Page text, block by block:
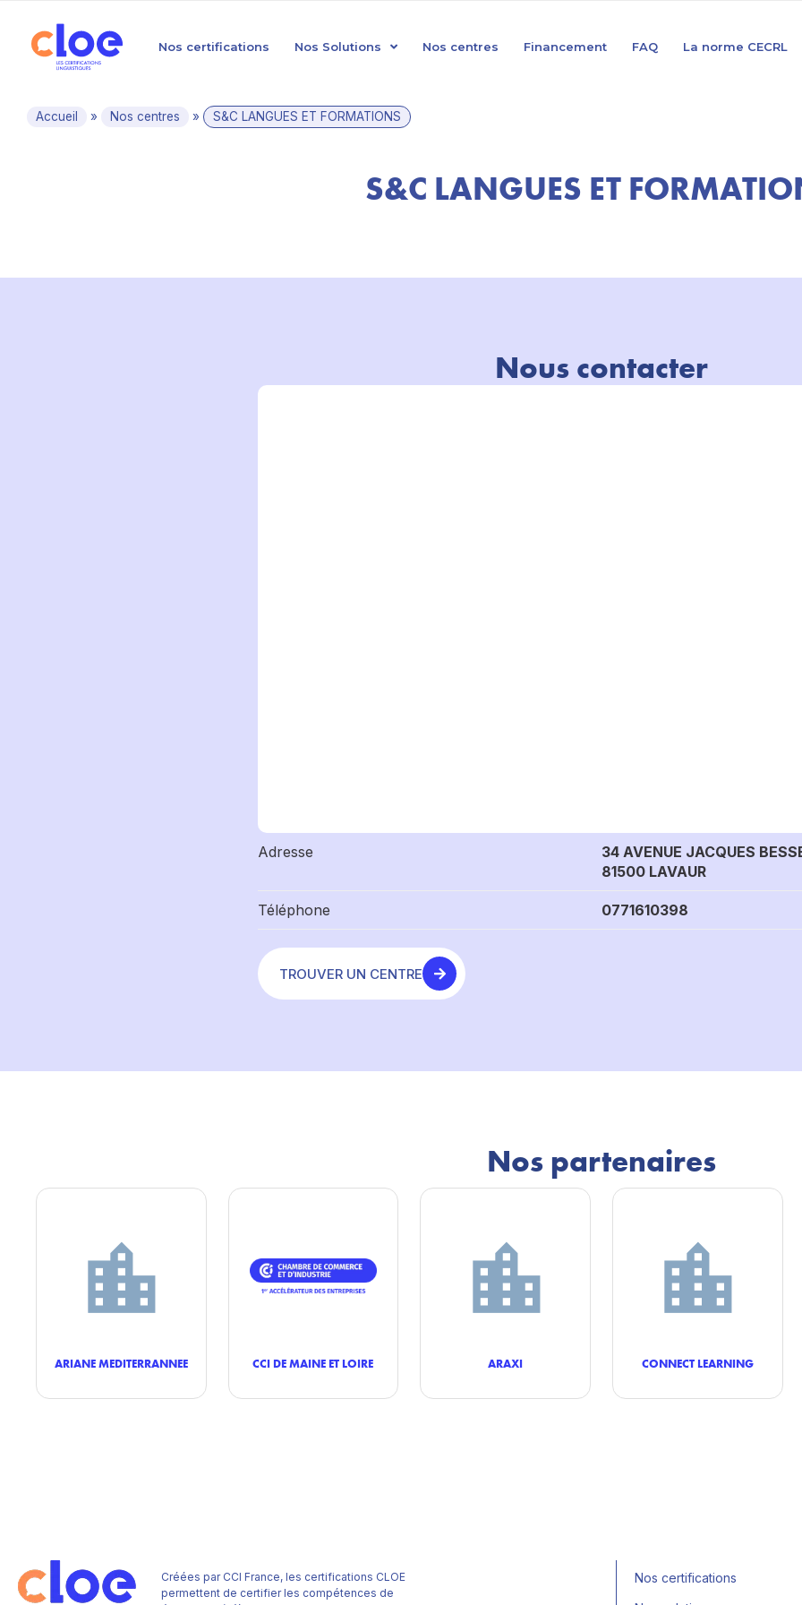
Nos certifications Nos Solutions Nos centres Financement FAQ La norme CECRL
Accueil » Nos centres » S&C LANGUES ET FORMATIONS
S&C LANGUES ET
Nous contacter
Adresse
34 AVENUE JACQUES
81500 LAVAUR
Téléphone 0771610398
TROUVER UN CENTRE
Nos partenaires
ARIANE MEDITERRANNEE CCI DE MAINE ET LOIRE ARAXI CONNECT LEARNING
Créées par CCI France, les certifications CLOE
permettent de certifier les compétences de
Nos certifications